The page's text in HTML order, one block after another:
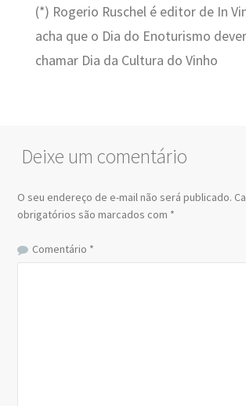
(*) Rogerio Ruschel é editor de In
acha que o Dia do Enoturismo
chamar Dia da Cultura do Vinho
Deixe um comentário
O seu endereço de e-mail não será publicado.
obrigatórios são marcados com *
Comentário *